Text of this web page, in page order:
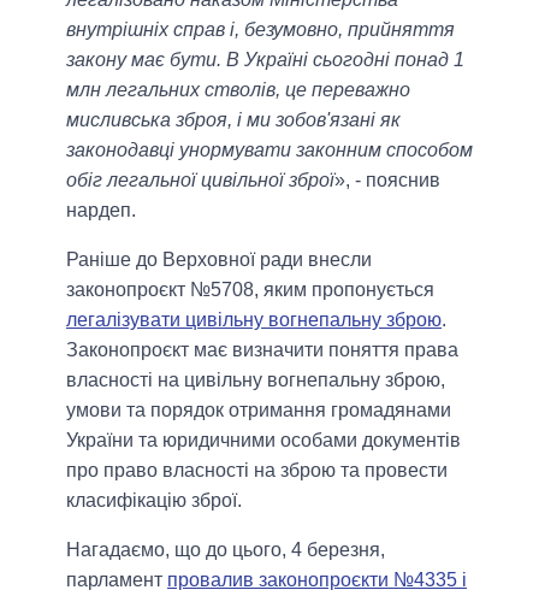
внутрішніх справ і, безумовно, прийняття
закону має бути. В Україні сьогодні понад 1
млн легальних стволів, це переважно
мисливська зброя, і ми зобов'язані як
законодавці унормувати законним способом
обіг легальної цивільної зброї», - пояснив
нардеп.
Раніше до Верховної ради внесли
законопроєкт №5708, яким пропонується
легалізувати цивільну вогнепальну зброю.
Законопроєкт має визначити поняття права
власності на цивільну вогнепальну зброю,
умови та порядок отримання громадянами
України та юридичними особами документів
про право власності на зброю та провести
класифікацію зброї.
Нагадаємо, що до цього, 4 березня,
парламент провалив законопроєкти №4335 і